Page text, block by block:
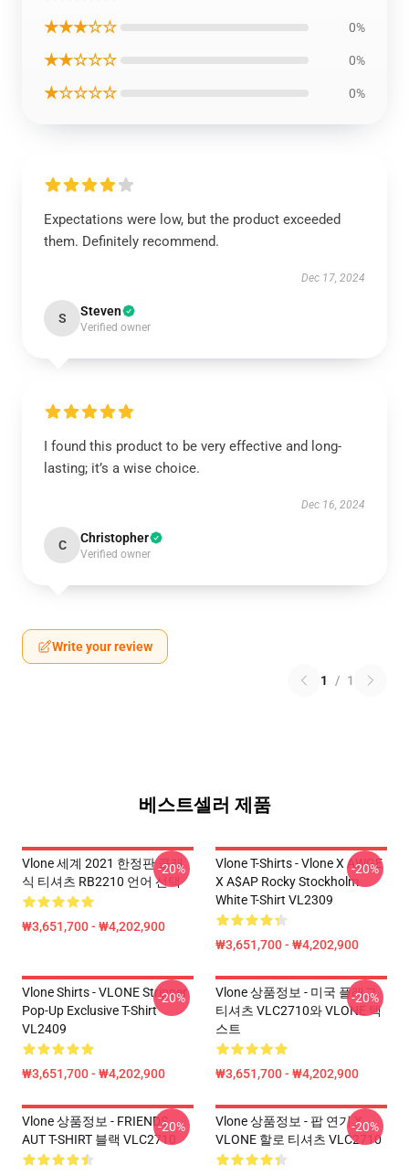
★★★☆☆ 0%
★★☆☆☆ 0%
★☆☆☆☆ 0%
Expectations were low, but the product exceeded
them. Definitely recommend.
Dec 17, 2024
S Steven
Verified owner
I found this product to be very effective and long-
lasting; it’s a wise choice.
Dec 16, 2024
C Christopher
Verified owner
Write your review
1 / 1
베스트셀러 제품
Vlone 세계 2021 한정판 클래
식 티셔츠 RB2210 언어 선택
₩3,651,700 - ₩4,202,900
-20%
Vlone T-Shirts - Vlone X AWGE
X A$AP Rocky Stockholm
White T-Shirt VL2309
₩3,651,700 - ₩4,202,900
-20%
Vlone Shirts - VLONE Stripper
Pop-Up Exclusive T-Shirt
VL2409
₩3,651,700 - ₩4,202,900
-20%
Vlone 상품정보 - 미국 플래그
티셔츠 VLC2710와 VLONE 텍
스트
₩3,651,700 - ₩4,202,900
-20%
Vlone 상품정보 - FRIENDS
AUT T-SHIRT 블랙 VLC2710
-20%
Vlone 상품정보 - 팝 연기 X
VLONE 할로 티셔츠 VLC2710
-20%